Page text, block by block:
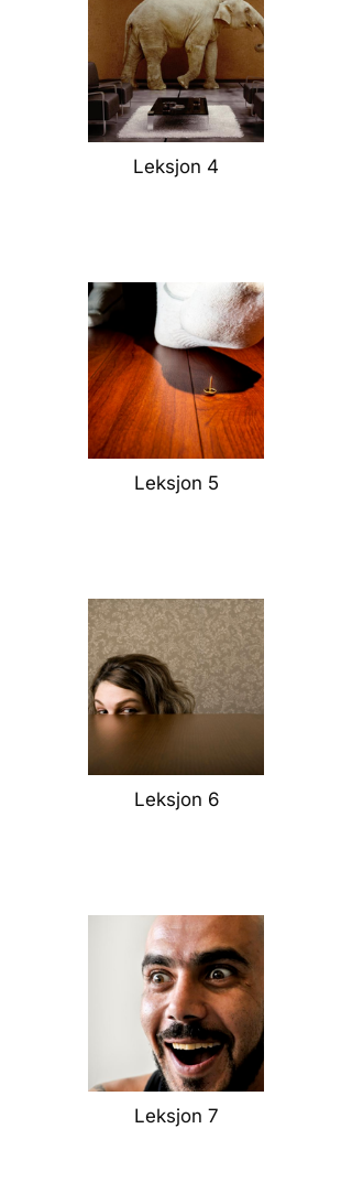
Leksjon 4
Leksjon 5
Leksjon 6
Leksjon 7